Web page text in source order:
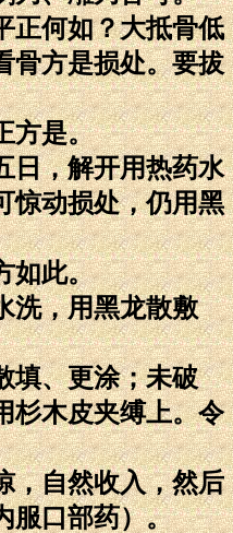
正何如？大抵骨低
骨方是损处。要拔
方是。
日，解开用热药水
惊动损处，仍用黑
如此。
洗，用黑龙散敷
填、更涂；未破
杉木皮夹缚上。令
，自然收入，然后
服口部药）。